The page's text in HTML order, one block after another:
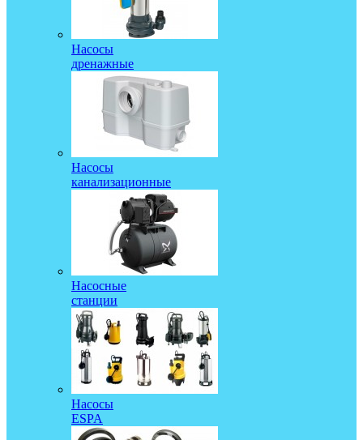
Насосы
дренажные
Насосы
канализационные
Насосные
станции
Насосы
ESPA